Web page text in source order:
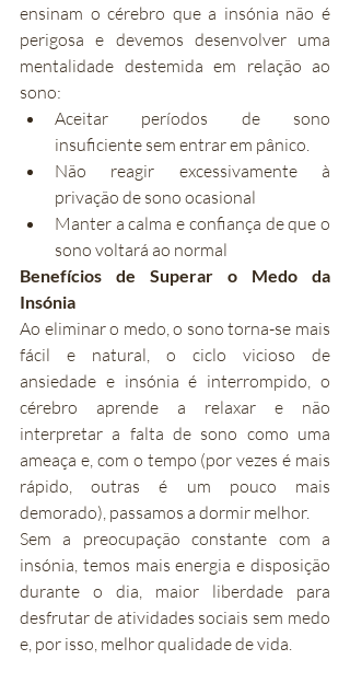
ensinam o cérebro que a insónia não é
perigosa e devemos desenvolver uma
mentalidade destemida em relação ao
sono:
Aceitar períodos de sono
insuficiente sem entrar em pânico.
Não reagir excessivamente à
privação de sono ocasional
Manter a calma e confiança de que o
sono voltará ao normal
Benefícios de Superar o Medo da
Insónia
Ao eliminar o medo, o sono torna-se mais
fácil e natural, o ciclo vicioso de
ansiedade e insónia é interrompido, o
cérebro aprende a relaxar e não
interpretar a falta de sono como uma
ameaça e, com o tempo (por vezes é mais
rápido, outras é um pouco mais
demorado), passamos a dormir melhor.
Sem a preocupação constante com a
insónia, temos mais energia e disposição
durante o dia, maior liberdade para
desfrutar de atividades sociais sem medo
e, por isso, melhor qualidade de vida.